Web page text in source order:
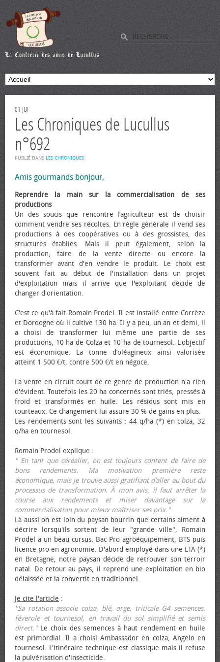
01 JUI
Les Chroniques de Lucullus
n°692
PUBLIÉ DANS LES CHRONIQUES.
Amis gourmands bonjour,
Reprendre la main sur la commercialisation de ses
productions
Un des soucis que rencontre l’agriculteur est de choisir
comment vendre ses récoltes. En règle générale il vend ses
productions à des coopératives ou à des grossistes, des
structures établies. Mais il peut également, selon la
production, faire de la vente directe ou encore la
transformer avant d'en vendre le produit. Le choix est
souvent fait au début de l'installation dans un projet
d'exploitation mais il arrive que l'exploitant décide de
changer d'orientation.
C'est ce qu'à fait Romain Prodel. Il est installé entre Corrèze
et Dordogne où il cultive 130 ha. Il y a peu, un an et demi, il
a choisi de transformer lui même une partie de ses
productions, 10 ha de Colza et 10 ha de tournesol. L'objectif
est économique. La tonne d’oléagineux ainsi valorisée
atteint 1 500 €/t, contre 500 €/t en négoce.
La vente en circuit court de ce genre de production n'a rien
d'évident. Toutefois les 20 ha concernés sont triés, pressés à
froid et transformés en huile. Les résidus sont mis en
tourteaux. Ce changement lui assure 30 % de gains en plus.
Les rendements sont les suivants : 44 q/ha (*) en colza, 32
q/ha en tournesol.
Romain Prodel explique :
" En tant que céréalier, on est toujours content de faire de
bons rendements. Ma motivation première reste
économique, mais je trouve aussi gratifiant d’aller au bout du
processus de transformation. À mon avis, il faut arrêter la
course aux rendements et miser davantage sur la
commercialisation pour mieux maîtriser ses prix."
Là aussi on est loin du paysan bourrin que certains aiment à
décrire lorsqu'ils sortent de leur "grande ville", Romain
Prodel a un beau cursus. Bac Pro agroéquipement, BTS puis
licence pro en agronomie. D'abord employé dans une ETA (*)
en Bretagne, notre paysan décide de retrouver son terroir
natal. De retour au pays, il reprend une exploitation en bio
délaissée et la convertit en traditionnel.
Je cite l'article :
"Sa rotation associe colza, blé, orge, triticale G4 semences,
féverole et tournesol, en travail du sol simplifié et semis
direct."Le choix des semences à haut rendement en huile
est primordial. Il a choisi Ambassador en colza, Angelo en
tournesol. L'itinéraire technique est classique mais il refuse
la pulvérisation d'insecticide.